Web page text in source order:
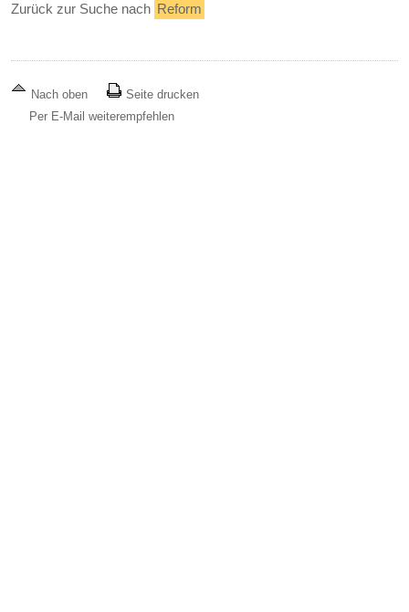
Zurück zur Suche nach Reform
Nach oben
Seite drucken
Per E-Mail weiterempfehlen